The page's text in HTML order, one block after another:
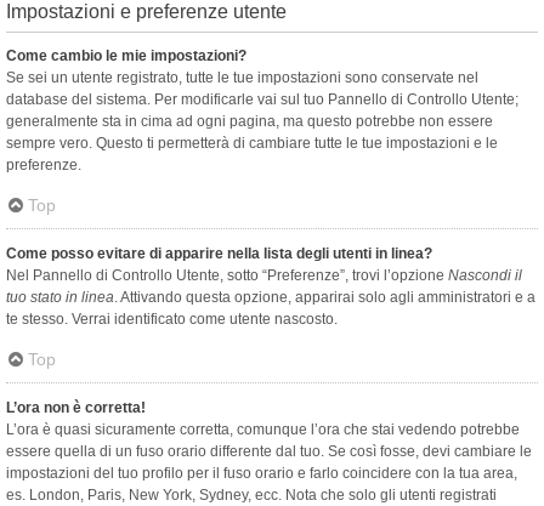
Impostazioni e preferenze utente
Come cambio le mie impostazioni?
Se sei un utente registrato, tutte le tue impostazioni sono conservate nel
database del sistema. Per modificarle vai sul tuo Pannello di Controllo Utente;
generalmente sta in cima ad ogni pagina, ma questo potrebbe non essere
sempre vero. Questo ti permetterà di cambiare tutte le tue impostazioni e le
preferenze.
Top
Come posso evitare di apparire nella lista degli utenti in linea?
Nel Pannello di Controllo Utente, sotto “Preferenze”, trovi l’opzione Nascondi il
tuo stato in linea. Attivando questa opzione, apparirai solo agli amministratori e a
te stesso. Verrai identificato come utente nascosto.
Top
L’ora non è corretta!
L’ora è quasi sicuramente corretta, comunque l’ora che stai vedendo potrebbe
essere quella di un fuso orario differente dal tuo. Se così fosse, devi cambiare le
impostazioni del tuo profilo per il fuso orario e farlo coincidere con la tua area,
es. London, Paris, New York, Sydney, ecc. Nota che solo gli utenti registrati